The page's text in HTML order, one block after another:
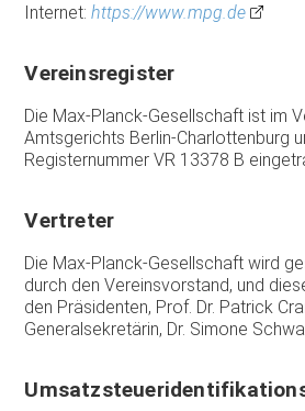
Internet:https://www.mpg.de
Vereinsregister
Die Max-Planck-Gesellschaft ist im
Amtsgerichts Berlin-Charlottenburg
Registernummer VR 13378 B
Vertreter
Die Max-Planck-Gesellschaft wird
durch den Vereinsvorstand, und
den Präsidenten, Prof. Dr. Patrick
Generalsekretärin, Dr. Simone